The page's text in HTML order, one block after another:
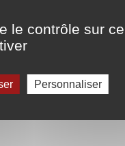
le contrôle sur
Personnaliser